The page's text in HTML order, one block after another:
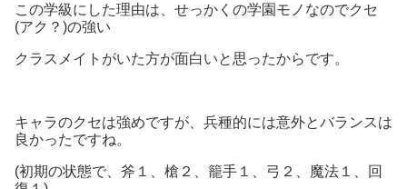
この学級にした理由は、せっかくの学園モノなのでクセ
(アク？)の強い
クラスメイトがいた方が面白いと思ったからです。
キャラのクセは強めですが、兵種的には意外とバランスは
良かったですね。
(初期の状態で、斧１、槍２、籠手１、弓２、魔法１、回